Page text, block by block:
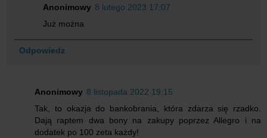
Anonimowy 8 lutego 2023 17:07
Już można
Odpowiedz
Anonimowy 8 listopada 2022 19:15
Tak, to okazja do bankobrania, która zdarza się rzadko.
Dają raptem dwa bony na zakupy poprzez Allegro i na
dodatek po 100 zeta każdy!